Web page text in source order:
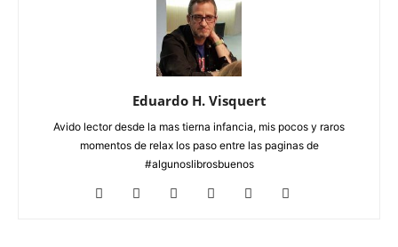
Eduardo H. Visquert
Avido lector desde la mas tierna infancia, mis pocos y raros
momentos de relax los paso entre las paginas de
#algunoslibrosbuenos